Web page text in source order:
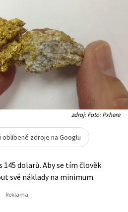
zdroj: Foto: Pxhere
oblíbené zdroje na Googlu
dolarů. Aby se tím člověk
své náklady na minimum.